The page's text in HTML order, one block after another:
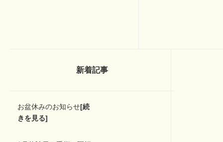
新着記事
お盆休みのお知らせ[続
きを見る]